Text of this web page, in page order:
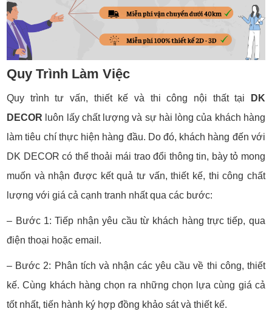
Quy Trình Làm Việc
Quy trình tư vấn, thiết kế và thi công nội thất tại
DK
DECOR luôn lấy chất lượng và sự hài lòng của khách hàng
làm tiêu chí thực hiện hàng đầu. Do đó, khách hàng đến với
DK DECOR có thể thoải mái trao đổi thông tin, bày tỏ mong
muốn và nhận được kết quả tư vấn, thiết kế, thi công chất
lượng với giá cả cạnh tranh nhất qua các bước:
– Bước 1: Tiếp nhận yêu cầu từ khách hàng trực tiếp, qua
điện thoại hoặc email.
– Bước 2: Phân tích và nhận các yêu cầu về thi công, thiết
kế. Cùng khách hàng chọn ra những chọn lựa cùng giá cả
tốt nhất, tiến hành ký hợp đồng khảo sát và thiết kế.